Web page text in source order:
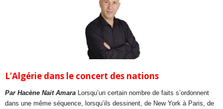
L’Algérie dans le concert des nations
Par Hacène Nait Amara
Lorsqu’un certain nombre de faits s’ordonnent
dans une même séquence, lorsqu’ils dessinent, de New York à Paris, de